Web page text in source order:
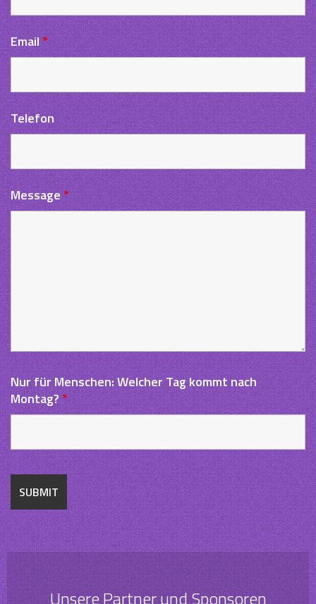
Email *
Telefon
Message *
Nur für Menschen: Welcher Tag kommt nach
Montag?*
Unsere Partner und Sponsoren